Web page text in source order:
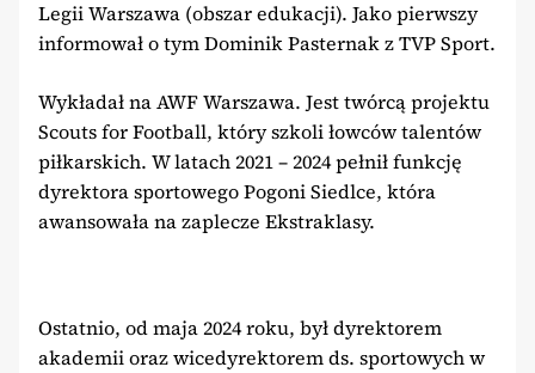
Legii Warszawa (obszar edukacji). Jako pierwszy
informował o tym Dominik Pasternak z TVP Sport.
Wykładał na AWF Warszawa. Jest twórcą projektu
Scouts for Football, który szkoli łowców talentów
piłkarskich. W latach 2021 – 2024 pełnił funkcję
dyrektora sportowego Pogoni Siedlce, która
awansowała na zaplecze Ekstraklasy.
Ostatnio, od maja 2024 roku, był dyrektorem
akademii oraz wicedyrektorem ds. sportowych w